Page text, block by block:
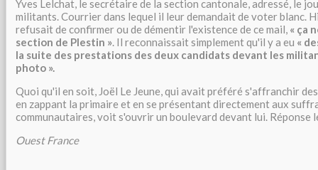
Yves Lelchat, le secrétaire de la section cantonale, adressé, le
militants. Courrier dans lequel il leur demandait de voter blanc.
refusait de confirmer ou de démentir l'existence de ce mail, « ça
section de Plestin ». Il reconnaissait simplement qu'il y a eu «
la suite des prestations des deux candidats devant les
photo ».
Quoi qu'il en soit, Joël Le Jeune, qui avait préféré s'affranchir
en zappant la primaire et en se présentant directement aux
communautaires, voit s'ouvrir un boulevard devant lui. Réponse
Ouest France